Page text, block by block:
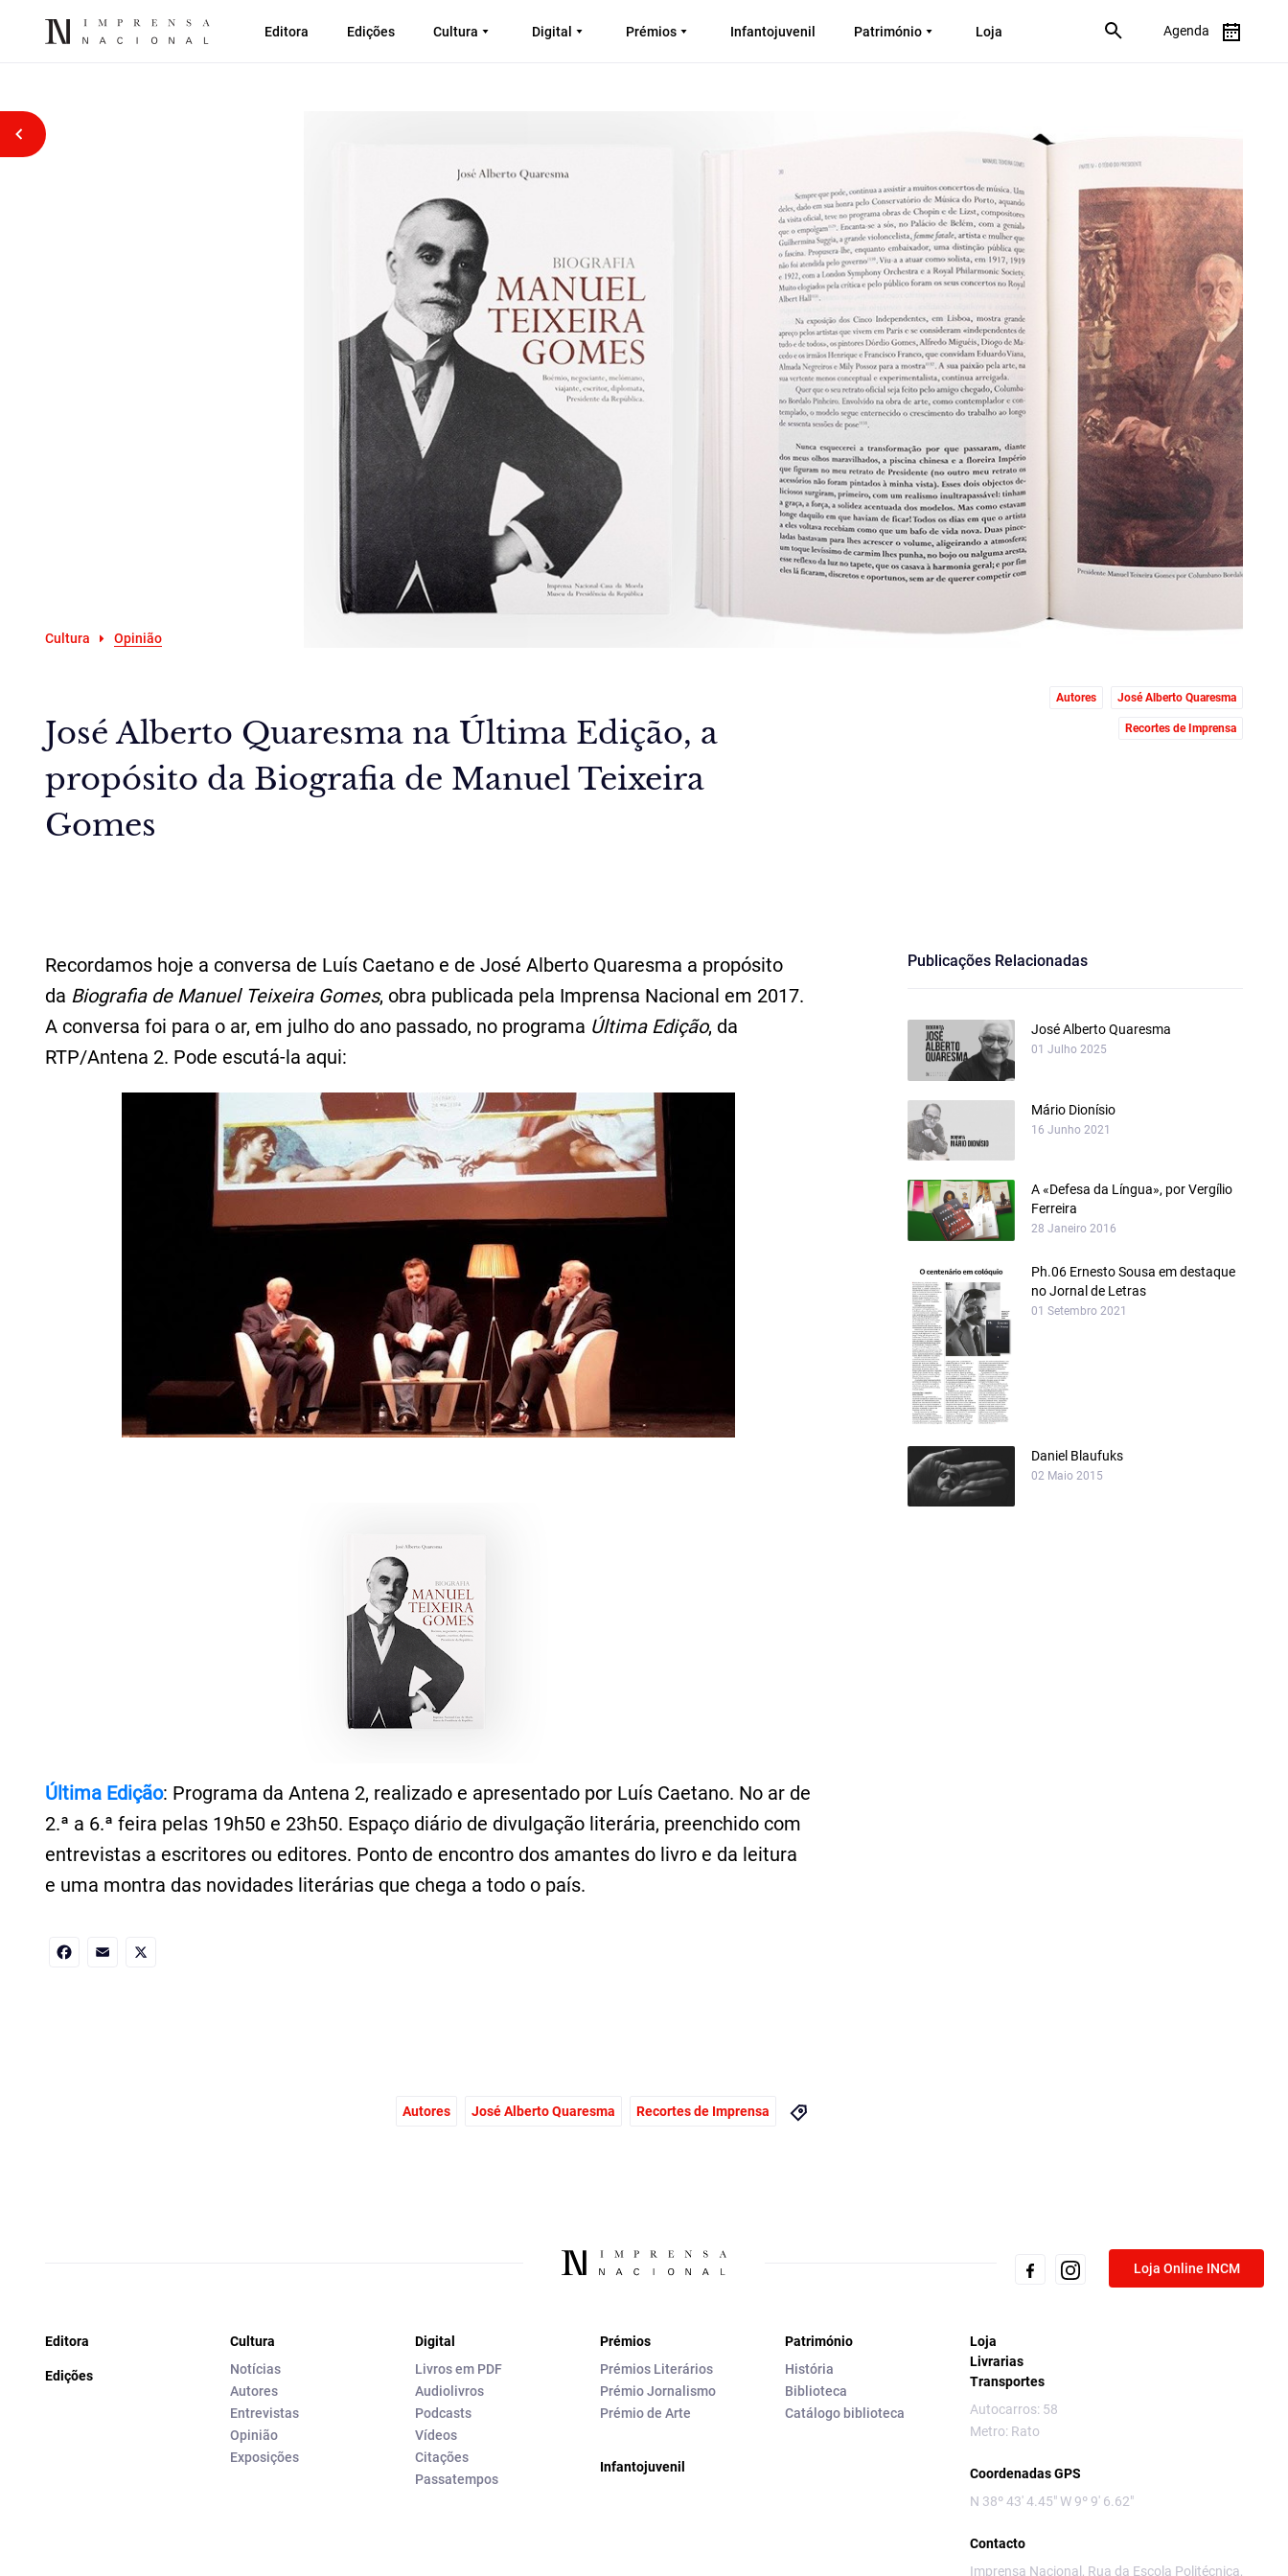
Editora Edições Cultura Digital Prémios Infantojuvenil Património Loja Agenda
Voltar atrás
Cultura Opinião
José Alberto Quaresma na Última Edição, a
propósito da Biografia de Manuel Teixeira
Gomes
Autores José Alberto Quaresma
Recortes de Imprensa
Recordamos hoje a conversa de Luís Caetano e de José Alberto Quaresma a propósito
da Biografia de Manuel Teixeira Gomes, obra publicada pela Imprensa Nacional em 2017.
A conversa foi para o ar, em julho do ano passado, no programa Última Edição, da
RTP/Antena 2. Pode escutá-la aqui:
Última Edição: Programa da Antena 2, realizado e apresentado por Luís Caetano. No ar de
2.ª a 6.ª feira pelas 19h50 e 23h50. Espaço diário de divulgação literária, preenchido com
entrevistas a escritores ou editores. Ponto de encontro dos amantes do livro e da leitura
e uma montra das novidades literárias que chega a todo o país.
Publicações Relacionadas
José Alberto Quaresma
01 Julho 2025
Mário Dionísio
16 Junho 2021
A «Defesa da Língua», por Vergílio
Ferreira
28 Janeiro 2016
Ph.06 Ernesto Sousa em destaque
no Jornal de Letras
01 Setembro 2021
Daniel Blaufuks
02 Maio 2015
Autores José Alberto Quaresma Recortes de Imprensa
Loja Online INCM
Editora
Edições
Cultura
Notícias
Autores
Entrevistas
Opinião
Exposições
Digital
Livros em PDF
Audiolivros
Podcasts
Vídeos
Citações
Passatempos
Prémios
Prémios Literários
Prémio Jornalismo
Prémio de Arte
Infantojuvenil
Património
História
Biblioteca
Catálogo biblioteca
Loja
Livrarias
Transportes
Autocarros: 58
Metro: Rato
Coordenadas GPS
N 38º 43' 4.45" W 9º 9' 6.62"
Contacto
Imprensa Nacional, Rua da Escola Politécnica,